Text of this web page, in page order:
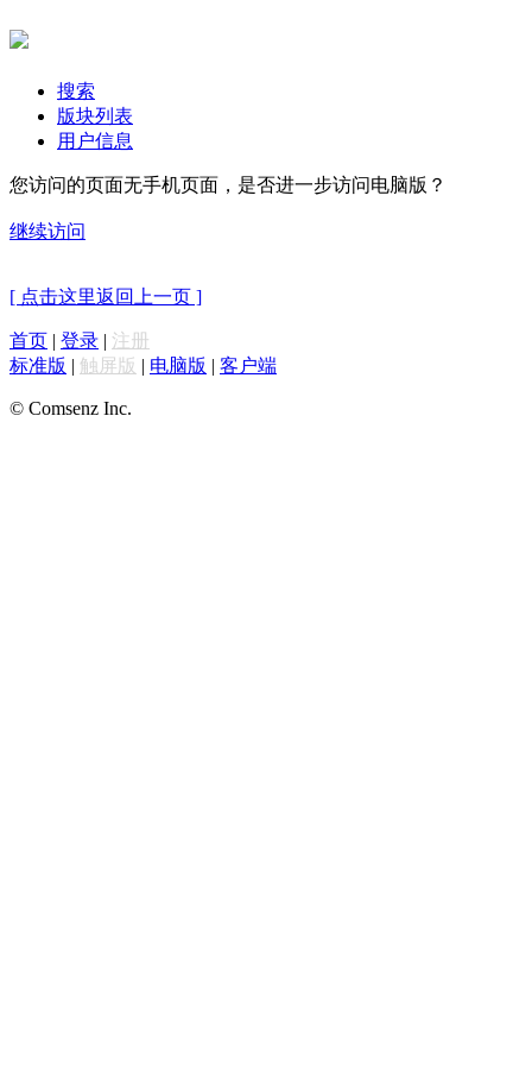
搜索
版块列表
用户信息
您访问的页面无手机页面，是否进一步访问电脑版？
继续访问
[ 点击这里返回上一页 ]
首页 | 登录 | 注册
标准版 | 触屏版 | 电脑版 | 客户端
© Comsenz Inc.